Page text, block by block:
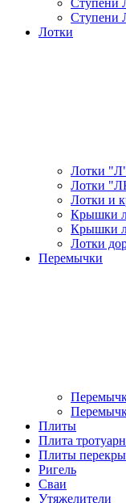
Ступени
Лотки
Лотки
Лотки
Лотки
Крышки
Крышки
Лотки
Перемычки
Плиты
Плита
Плиты
Ригель
Сваи
Утяжелители